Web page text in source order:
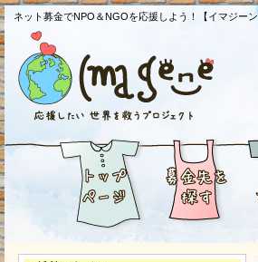
ネット募金でNPO＆NGOを応援しよう！【イマジ